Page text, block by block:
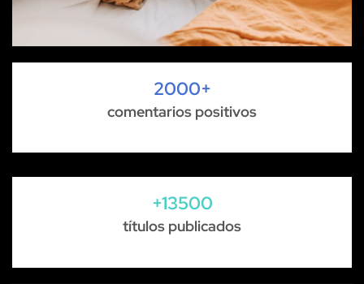
2000+
comentarios positivos
+13500
títulos publicados